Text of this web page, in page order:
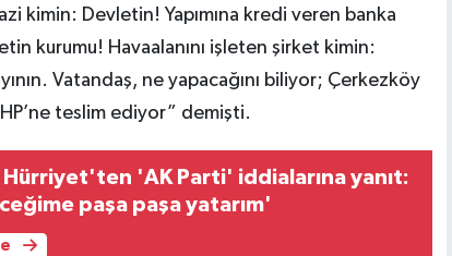
kimin: Devletin! Yapımına kredi veren banka
kurumu! Havaalanını işleten şirket kimin:
Vatandaş, ne yapacağını biliyor; Çerkezköy
teslim ediyor” demişti.
Hürriyet'ten 'AK Parti' iddialarına yanıt:
paşa paşa yatarım'